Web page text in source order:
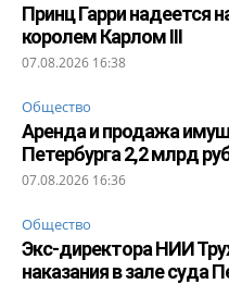
Принц Гарри надеется
королем Карлом III
07.08.2026 16:38
Общество
Аренда и продажа
Петербурга 2,2 млрд
07.08.2026 16:36
Общество
Экс-директора НИИ
наказания в зале суда